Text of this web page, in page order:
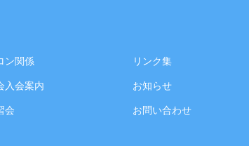
ン関係
入会案内
会
リンク集
お知らせ
お問い合わせ